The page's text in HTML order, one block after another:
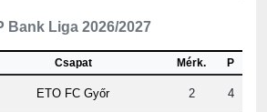
Csapat
ETO FC Győr 2 4
MTK Budapest 2 4